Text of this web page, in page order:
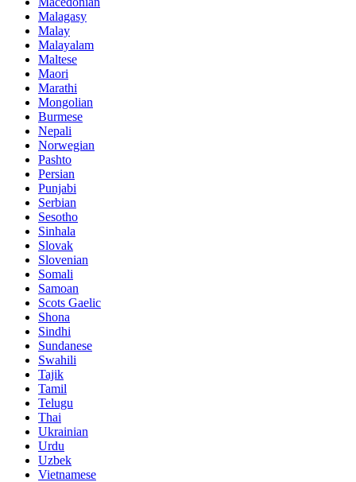
Malagasy
Malay
Malayalam
Maltese
Maori
Marathi
Mongolian
Burmese
Nepali
Norwegian
Pashto
Persian
Punjabi
Serbian
Sesotho
Sinhala
Slovak
Slovenian
Somali
Samoan
Scots Gaelic
Shona
Sindhi
Sundanese
Swahili
Tajik
Tamil
Telugu
Thai
Ukrainian
Urdu
Uzbek
Vietnamese